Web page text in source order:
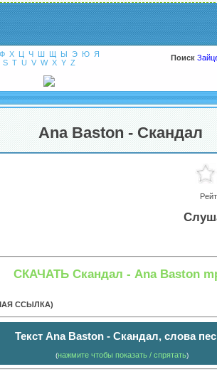
Ф Х Ц Ч Ш Щ Ы Э Ю
Я
S T U V W X Y Z
Поиск
Ana Baston - Скандал
СКАЧАТЬ Скандал - Ana Baston
ССЫЛКА)
Текст Ana Baston - Скандал, слова
(нажмите чтобы показать / спрятать)